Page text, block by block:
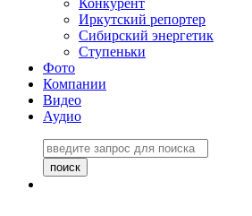
Иркутский репортер
Сибирский энергетик
Ступеньки
Фото
Компании
Видео
Аудио